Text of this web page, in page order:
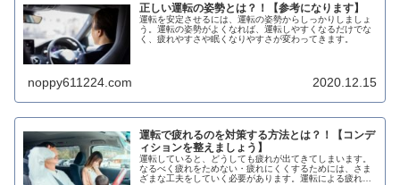
正しい運転の姿勢とは？！【参考になります】
運転を安定させるには、運転の姿勢からしっかりしましょ
う。運転の姿勢がよくなれば、運転しやすくなるだけでな
く、疲れやすさや眠くなりやすさが変わってきます。
noppy611224.com 2020.12.15
運転で疲れるのを対策する方法とは？！【コンデ
ィションを整えましょう】
運転していると、どうしても疲れが出てきてしまいます。
なるべく疲れをためない・疲れにくくするためには、さま
ざまな工夫をしていく必要があります。運転による疲れを